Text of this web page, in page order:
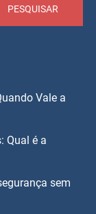
PESQUISAR
Vale a
Qual é a
sem